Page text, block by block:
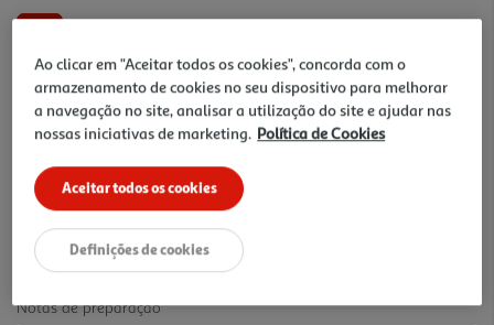
a
página.
Price reduced from
6,89 €to
4,04 €
Promoção:de 23/7/2026 a 19/8/2026
10% DESCONTO IMEDIATO INCLUÍDO
De 6/8/2026 a 19/8/2026
Preço exclusivo para clientes membros Clube Auchan,
com desconto imediato aplicado já refletido no preço
final acima apresentado.
Notas de preparação
Ao clicar em "Aceitar todos os cookies", concorda com o
armazenamento de cookies no seu dispositivo para melhorar
a navegação no site, analisar a utilização do site e ajudar nas
nossas iniciativas de marketing. Política de Cookies
Aceitar todos os cookies
Definições de cookies